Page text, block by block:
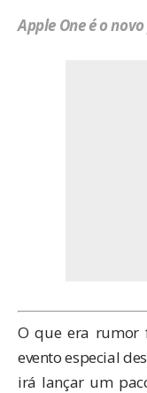
Apple One é o
O que era rumor
evento especial
irá lançar um